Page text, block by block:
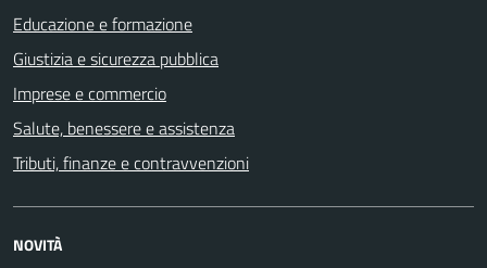
Educazione e formazione
Giustizia e sicurezza pubblica
Imprese e commercio
Salute, benessere e assistenza
Tributi, finanze e contravvenzioni
NOVITÀ